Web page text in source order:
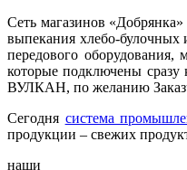
Сеть магазинов
выпекания хлебо-
передового
которые подключены
ВУЛКАН, по желанию
Сегодня система
продукции – свежих
наши